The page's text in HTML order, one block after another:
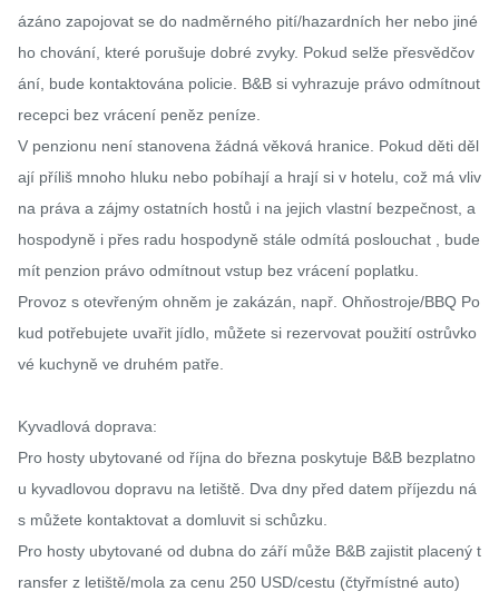
ázáno zapojovat se do nadměrného pití/hazardních her nebo jiné
ho chování, které porušuje dobré zvyky. Pokud selže přesvědčov
ání, bude kontaktována policie. B&B si vyhrazuje právo odmítnout
recepci bez vrácení peněz peníze.
V penzionu není stanovena žádná věková hranice. Pokud děti děl
ají příliš mnoho hluku nebo pobíhají a hrají si v hotelu, což má vliv
na práva a zájmy ostatních hostů i na jejich vlastní bezpečnost, a
hospodyně i přes radu hospodyně stále odmítá poslouchat , bude
mít penzion právo odmítnout vstup bez vrácení poplatku.
Provoz s otevřeným ohněm je zakázán, např. Ohňostroje/BBQ Po
kud potřebujete uvařit jídlo, můžete si rezervovat použití ostrůvko
vé kuchyně ve druhém patře.
Kyvadlová doprava:
Pro hosty ubytované od října do března poskytuje B&B bezplatno
u kyvadlovou dopravu na letiště. Dva dny před datem příjezdu ná
s můžete kontaktovat a domluvit si schůzku.
Pro hosty ubytované od dubna do září může B&B zajistit placený t
ransfer z letiště/mola za cenu 250 USD/cestu (čtyřmístné auto)